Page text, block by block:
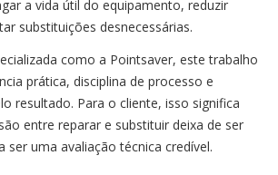
a vida útil do equipamento, reduzir
substituições desnecessárias.
como a Pointsaver, este trabalho
prática, disciplina de processo e
resultado. Para o cliente, isso significa
entre reparar e substituir deixa de ser
ser uma avaliação técnica credível.